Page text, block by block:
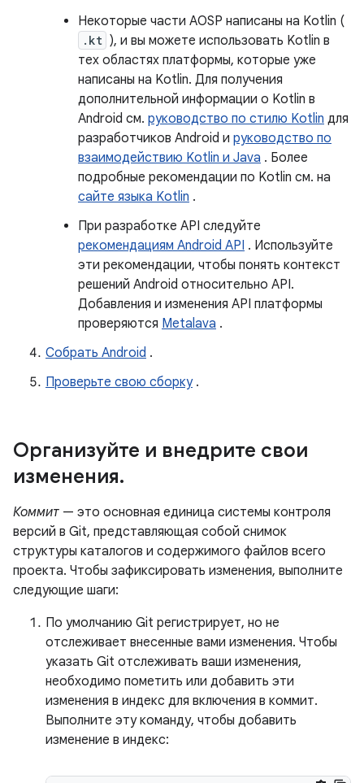
Некоторые части AOSP написаны на Kotlin (
.kt ), и вы можете использовать Kotlin в
тех областях платформы, которые уже
написаны на Kotlin. Для получения
дополнительной информации о Kotlin в
Android см. руководство по стилю Kotlin для
разработчиков Android и руководство по
взаимодействию Kotlin и Java . Более
подробные рекомендации по Kotlin см. на
сайте языка Kotlin .
При разработке API следуйте
рекомендациям Android API . Используйте
эти рекомендации, чтобы понять контекст
решений Android относительно API.
Добавления и изменения API платформы
проверяются Metalava .
Собрать Android .
Проверьте свою сборку.
Организуйте и внедрите свои
изменения.
Коммит — это основная единица системы контроля
версий в Git, представляющая собой снимок
структуры каталогов и содержимого файлов всего
проекта. Чтобы зафиксировать изменения, выполните
следующие шаги:
По умолчанию Git регистрирует, но не
отслеживает внесенные вами изменения. Чтобы
указать Git отслеживать ваши изменения,
необходимо пометить или добавить эти
изменения в индекс для включения в коммит.
Выполните эту команду, чтобы добавить
изменение в индекс: